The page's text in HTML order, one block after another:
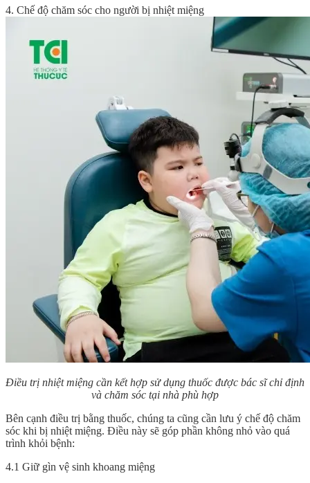
4. Chế độ chăm sóc cho người bị nhiệt miệng
Điều trị nhiệt miệng cần kết hợp sử dụng thuốc được bác sĩ chỉ định
và chăm sóc tại nhà phù hợp
Bên cạnh điều trị bằng thuốc, chúng ta cũng cần lưu ý chế độ chăm
sóc khi bị nhiệt miệng. Điều này sẽ góp phần không nhỏ vào quá
trình khỏi bệnh:
4.1 Giữ gìn vệ sinh khoang miệng